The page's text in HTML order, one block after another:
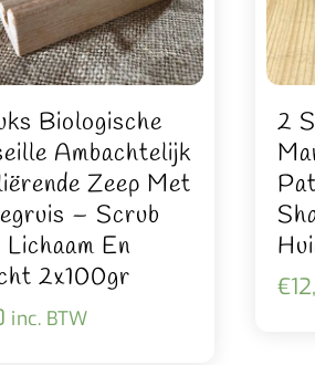
Biologische
Ambachtelijk
Zeep Met
– Scrub
En
2x100gr
inc. BTW
2
€